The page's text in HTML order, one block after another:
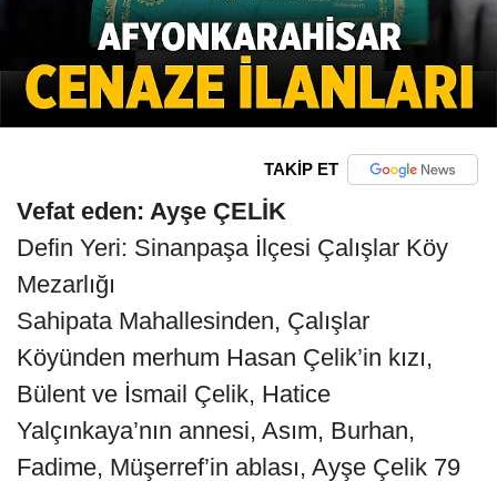
TAKİP ET
Vefat eden: Ayşe ÇELİK
Defin Yeri: Sinanpaşa İlçesi Çalışlar Köy
Mezarlığı
Sahipata Mahallesinden, Çalışlar
Köyünden merhum Hasan Çelik’in kızı,
Bülent ve İsmail Çelik, Hatice
Yalçınkaya’nın annesi, Asım, Burhan,
Fadime, Müşerref’in ablası, Ayşe Çelik 79